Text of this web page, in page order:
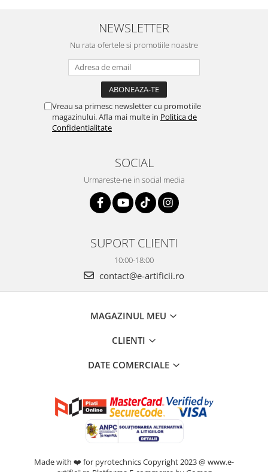
NEWSLETTER
Nu rata ofertele si promotiile noastre
Vreau sa primesc newsletter cu promotiile
magazinului. Afla mai multe in Politica de
Confidentialitate
SOCIAL
Urmareste-ne in social media
SUPORT CLIENTI
10:00-18:00
contact@e-artificii.ro
MAGAZINUL MEU
CLIENTI
DATE COMERCIALE
Made with ❤️ for pyrotechnics Copyright 2023 @ www.e-